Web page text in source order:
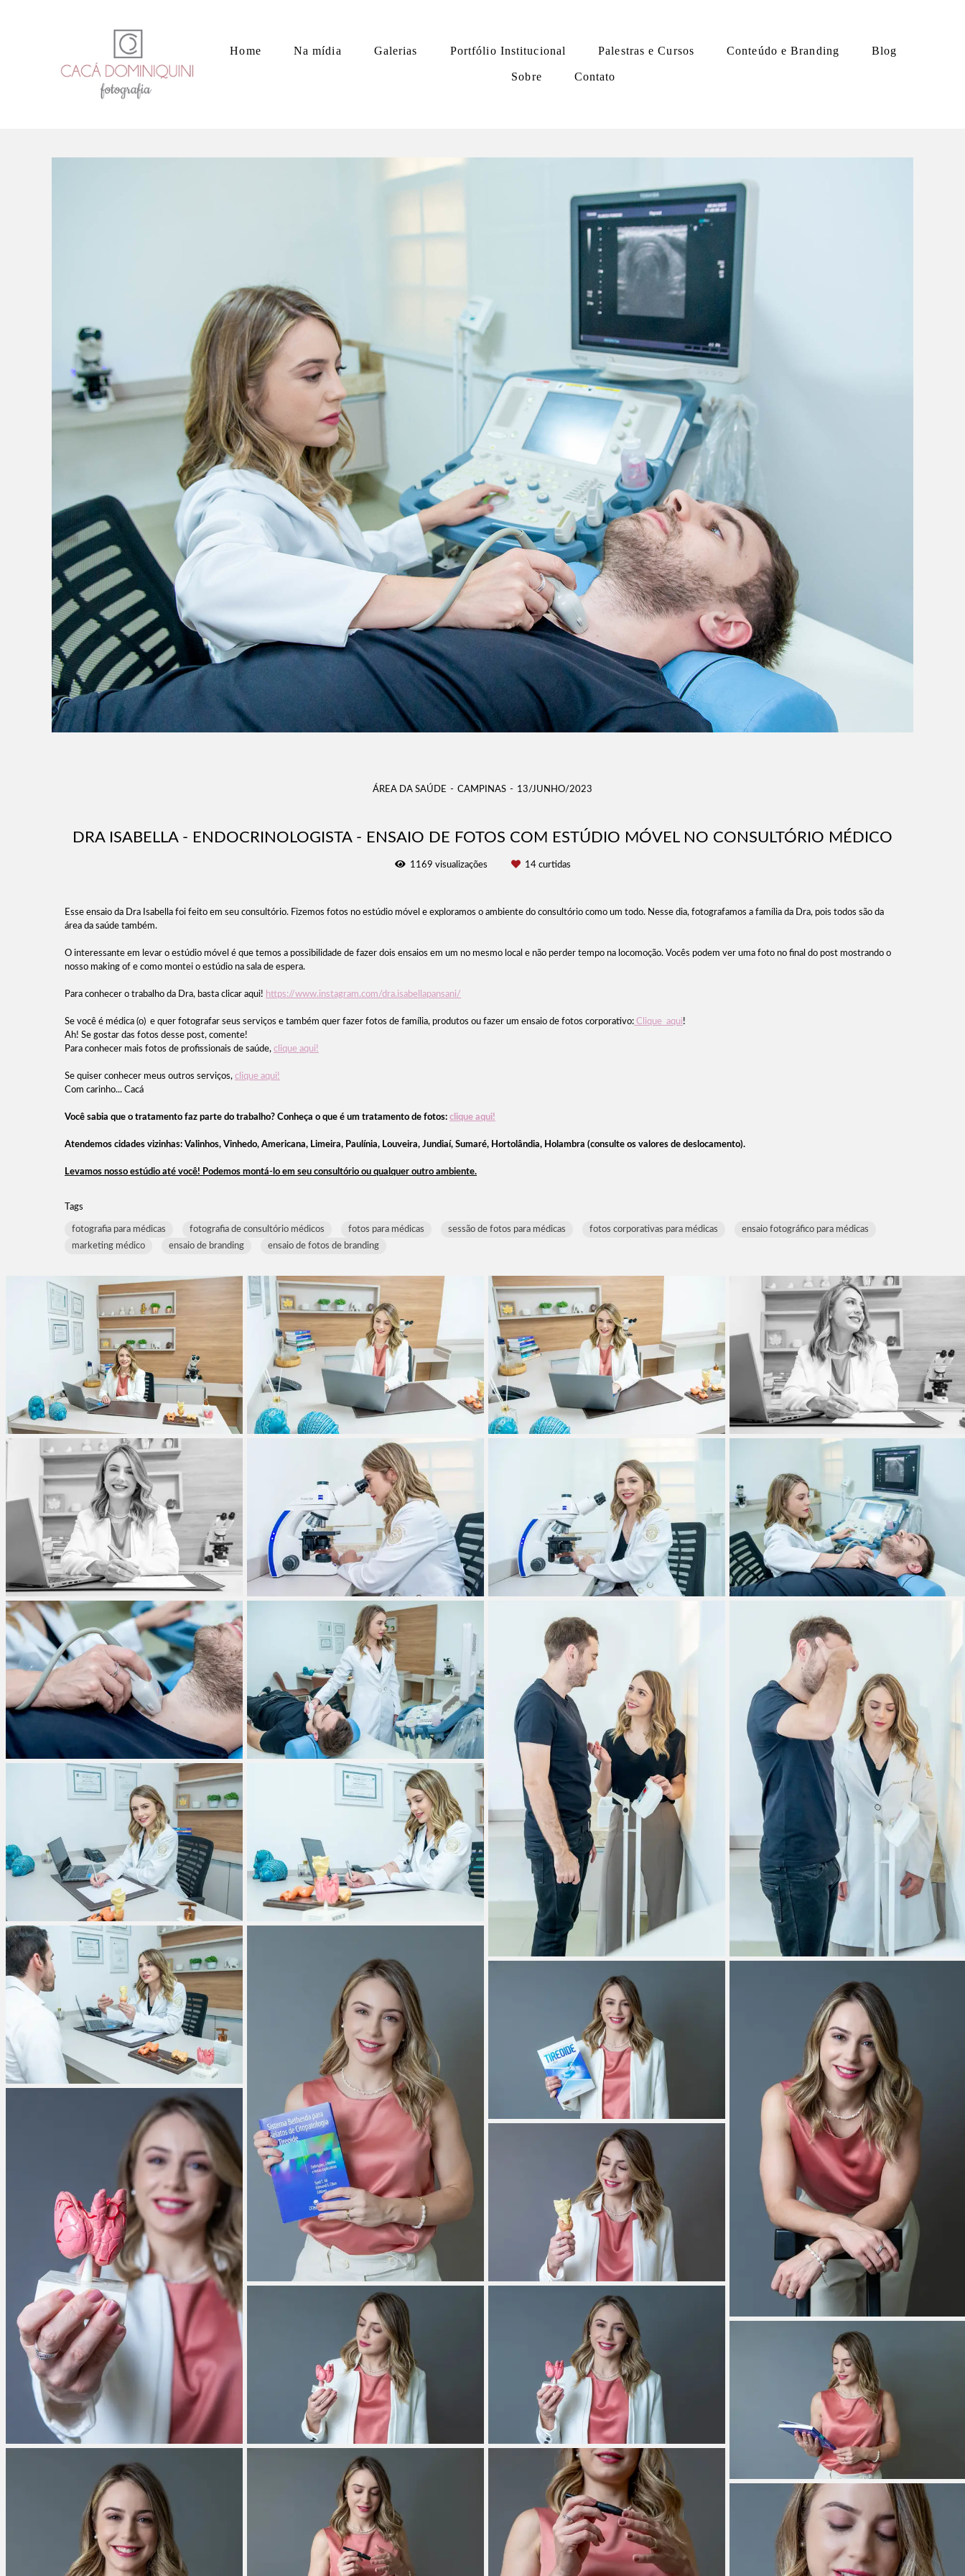
Home Na mídia Galerias Portfólio Institucional Palestras e Cursos Conteúdo e Branding Blog
Sobre Contato
ÁREA DA SAÚDE CAMPINAS 13/JUNHO/2023
DRA ISABELLA - ENDOCRINOLOGISTA - ENSAIO DE FOTOS COM ESTÚDIO MÓVEL NO CONSULTÓRIO MÉDICO
1169 visualizações 14curtidas
Esse ensaio da Dra Isabella foi feito em seu consultório. Fizemos fotos no estúdio móvel e exploramos o ambiente do consultório como um todo. Nesse dia, fotografamos a família da Dra, pois todos são da
área da saúde também.
O interessante em levar o estúdio móvel é que temos a possibilidade de fazer dois ensaios em um no mesmo local e não perder tempo na locomoção. Vocês podem ver uma foto no final do post mostrando o
nosso making of e como montei o estúdio na sala de espera.
Para conhecer o trabalho da Dra, basta clicar aqui! https://www.instagram.com/dra.isabellapansani/
Se você é médica (o) e quer fotografar seus serviços e também quer fazer fotos de família, produtos ou fazer um ensaio de fotos corporativo: Clique aqui!
Ah! Se gostar das fotos desse post, comente!
Para conhecer mais fotos de profissionais de saúde, clique aqui!
Se quiser conhecer meus outros serviços, clique aqui!
Com carinho... Cacá
Você sabia que o tratamento faz parte do trabalho? Conheça o que é um tratamento de fotos: clique aqui!
Atendemos cidades vizinhas: Valinhos, Vinhedo, Americana, Limeira, Paulínia, Louveira, Jundiaí, Sumaré, Hortolândia, Holambra (consulte os valores de deslocamento).
Levamos nosso estúdio até você! Podemos montá-lo em seu consultório ou qualquer outro ambiente.
Tags
fotografia para médicas fotografia de consultório médicos fotos para médicas sessão de fotos para médicas fotos corporativas para médicas
ensaio fotográfico para médicas
marketing médico
ensaio de branding ensaio de fotos de branding